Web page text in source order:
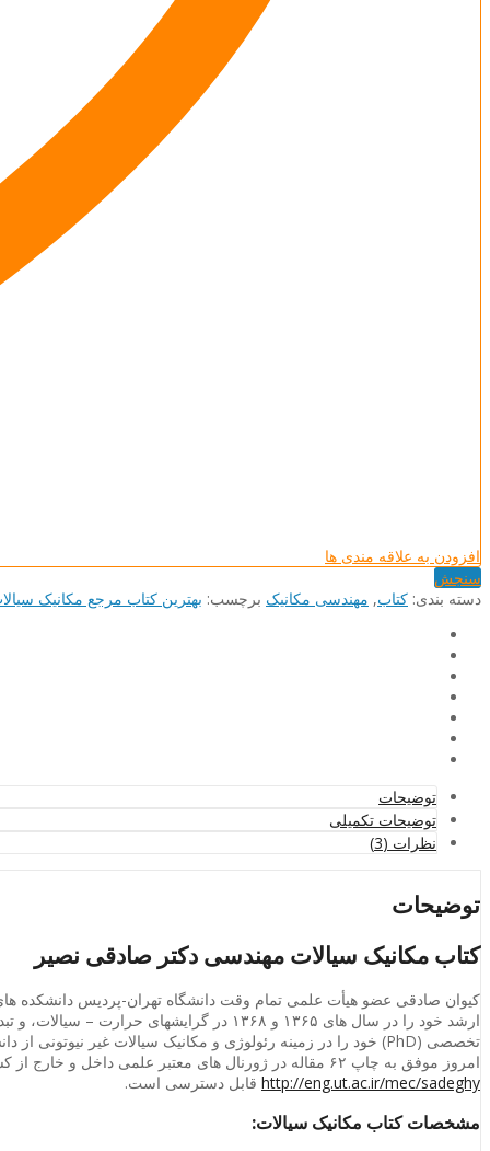
افزودن به علاقه مندی ها
سنجش
دسته بند‌ی: کتاب, مهندسی مکانیک برچسب: بهترین کتاب مرجع مکانیک
توضیحات
توضیحات تکمیلی
نظرات (3)
توضیحات
کتاب مکانیک سیالات مهندسی دکتر صادقی نصیر
کیوان صادقی عضو هیأت علمی تمام وقت دانشگاه تهران-پردیس دانشکده
تخصصی (PhD)
خود را در زمینه رئولوژی و مکانیک سیالات غیر نیوتونی از
امروز موفق به چاپ ۶۲ مقاله در ژورنال های معتبر علمی داخل و خارج از کشور شده است که از میان آن ها ۴۶ مقاله دارای ایندکس بین المللی
http://eng.ut.ac.ir/mec/sadeghy قابل دسترسی است.
مشخصات کتاب مکانیک سیالات: